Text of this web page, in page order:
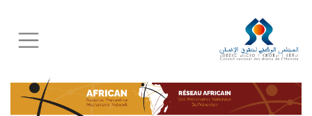
Skip
to
main
content